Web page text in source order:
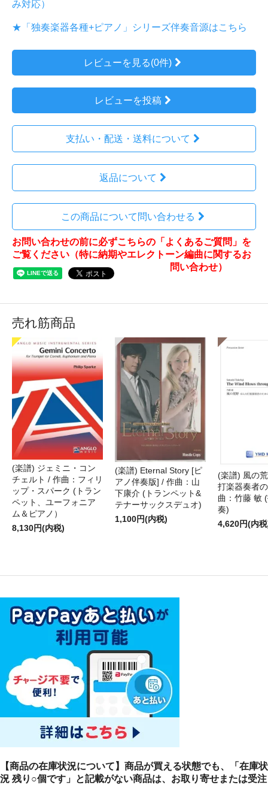
み対応）
★「独奏楽器各種+ピアノ」シリーズ伴奏音源はこちら
レビューを見る(0件)
レビューを投稿
支払い・配送・送料について
返品について
この商品について問い合わせる
お問い合わせの前に必ずこちらの「よくあるご質問」を
ご覧ください（特に納期やエレクトーン編曲に関するお
問い合わせ）
売れ筋商品
(楽譜) ジェミニ・コン
チェルト / 作曲：フィリ
ップ・スパーク (トラン
ペット、ユーフォニア
ム＆ピアノ）
8,130円(内税)
(楽譜) Eternal Story [ピ
アノ伴奏版] / 作曲：山
下康介 (トランペット&
テナーサックスデュオ)
1,100円(内税)
(楽譜) 風の
打楽器奏者
曲：竹藤 敏
奏)
4,620円(内
【商品の在庫状況について】商品が買える状態でも、「在庫状
況 残り○個です」と記載がない商品は、お取り寄せまたは受注